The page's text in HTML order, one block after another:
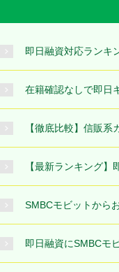
即日融資対応ランキ
在籍確認なしで即日
【徹底比較】信販
【最新ランキング】
SMBCモビットから
即日融資にSMBCモ